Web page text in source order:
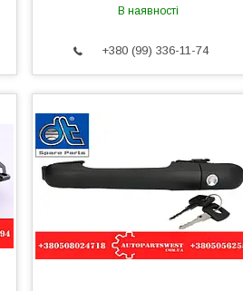
В наявності
+380 (99) 336-11-74